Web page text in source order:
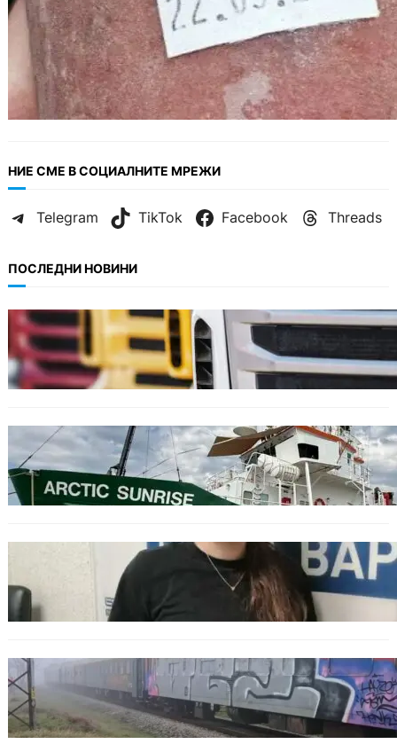
НИЕ СМЕ В СОЦИАЛНИТЕ МРЕЖИ
Telegram TikTok Facebook Threads
ПОСЛЕДНИ НОВИНИ
БЪЛГАРИЯ
Нови ограничения за камионите над 12
тона по ключови пътища през август
БЪЛГАРИЯ
Корабът на „Грийнпийс“ пристигна във
Варна с кампания за опазване на Черно
море
ОБЩЕСТВО
Варненска ученичка създаде интерактивна
карта за сигнали за проблеми с боклука
ОБЩЕСТВО
Бързият влак София – Варна блъсна и уби
жена край гара Бутово